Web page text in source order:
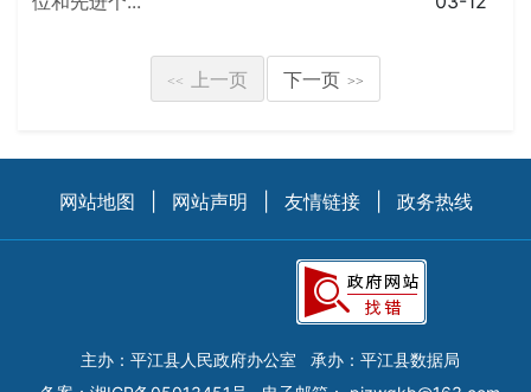
<< 上一页 下一页 >>
网站地图 网站声明 友情链接 政务热线
主办：平江县人民政府办公室
承办：平江县数据局